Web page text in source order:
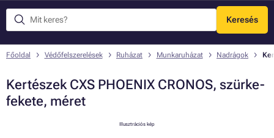
Keresés
Menü
Főoldal Védőfelszerelések Ruházat Munkaruházat Nadrágok
Kertészek CXS PHOENIX CRONOS, szürke-
fekete, méret
Illusztrációs kép